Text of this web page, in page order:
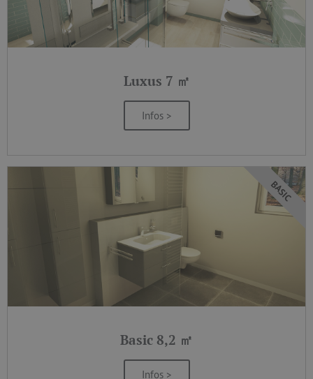
Luxus 7 ㎡
Infos >
Basic 8,2 ㎡
Infos >
BASIC